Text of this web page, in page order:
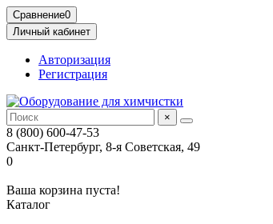
Сравнение0
Личный кабинет
Авторизация
Регистрация
×
8 (800) 600-47-53
Санкт-Петербург, 8-я Советская, 49
0
Ваша корзина пуста!
Каталог